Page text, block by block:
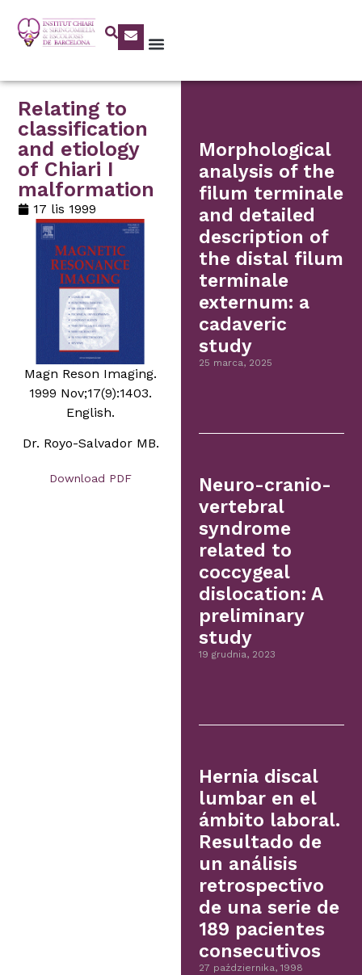
Relating to
classification
and etiology
of Chiari I
malformation
17 lis 1999
Magn Reson Imaging.
1999 Nov;17(9):1403.
English.
Dr. Royo-Salvador MB.
Download PDF
Morphological
analysis of the
filum terminale
and detailed
description of
the distal filum
terminale
externum: a
cadaveric
study
25 marca, 2025
Neuro-cranio-
vertebral
syndrome
related to
coccygeal
dislocation: A
preliminary
study
19 grudnia, 2023
Hernia discal
lumbar en el
ámbito laboral.
Resultado de
un análisis
retrospectivo
de una serie de
189 pacientes
consecutivos
27 października, 1998